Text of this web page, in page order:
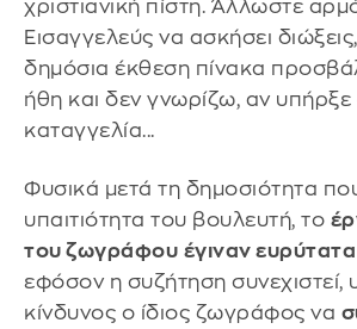
χριστιανική πίστη. Άλλωστε
Εισαγγελεύς να ασκήσει
δημόσια έκθεση πίνακα
ήθη και δεν γνωρίζω, αν υπήρξε
καταγγελία...
Φυσικά μετά τη δημοσιότητα
υπαιτιότητα του βουλευτή, το
του ζωγράφου έγιναν ευρύτατα
εφόσον η συζήτηση συνεχιστεί,
κίνδυνος ο ίδιος ζωγράφος να